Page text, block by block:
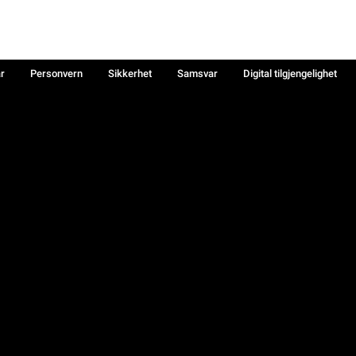
Personvern Sikkerhet Samsvar
Digital tilgjengelighet